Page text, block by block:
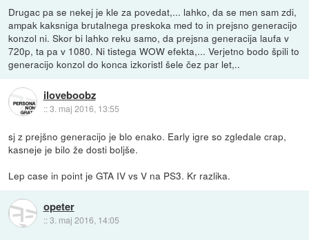
Drugac pa se nekej je kle za povedat,... lahko, da se men sam zdi,
ampak kaksniga brutalnega preskoka med to in prejsno generacijo
konzol ni. Skor bi lahko reku samo, da prejsna generacija laufa v
720p, ta pa v 1080. Ni tistega WOW efekta,... Verjetno bodo špili to
generacijo konzol do konca izkoristl šele čez par let,..
iloveboobz
::3. maj 2016, 13:55
sj z prejšno generacijo je blo enako. Early igre so zgledale crap,
kasneje je bilo že dosti boljše.
Lep case in point je GTA IV vs V na PS3. Kr razlika.
opeter
::3. maj 2016, 14:05